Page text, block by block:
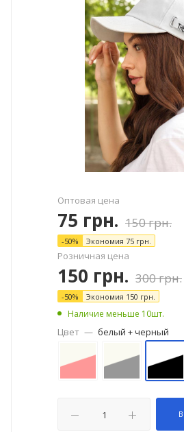
Оптовая цена
75 грн. 150грн.
-50% Экономия 75 грн.
Розничная цена
150 грн. 300грн.
-50% Экономия 150 грн.
Наличие меньше 10шт.
Цвет — белый + черный